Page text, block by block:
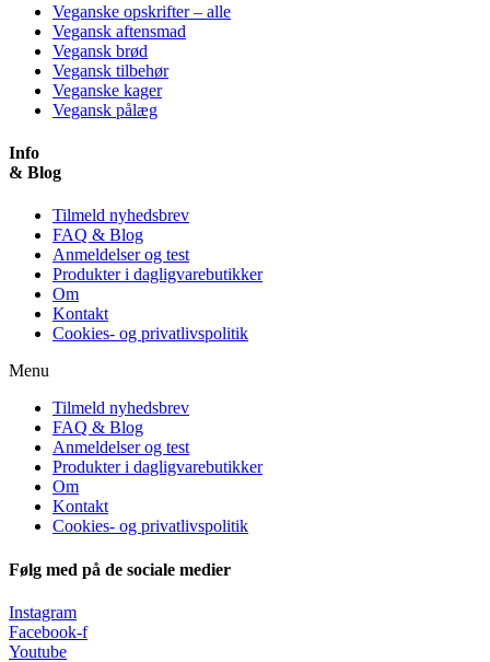
Veganske opskrifter – alle
Vegansk aftensmad
Vegansk brød
Vegansk tilbehør
Veganske kager
Vegansk pålæg
Info
& Blog
Tilmeld nyhedsbrev
FAQ & Blog
Anmeldelser og test
Produkter i dagligvarebutikker
Om
Kontakt
Cookies- og privatlivspolitik
Menu
Tilmeld nyhedsbrev
FAQ & Blog
Anmeldelser og test
Produkter i dagligvarebutikker
Om
Kontakt
Cookies- og privatlivspolitik
Følg med på de sociale medier
Instagram
Facebook-f
Youtube